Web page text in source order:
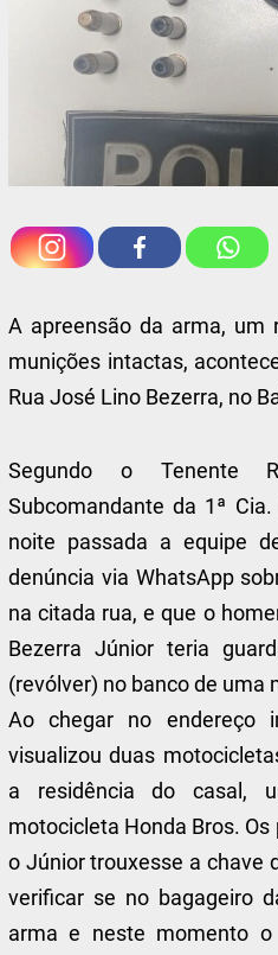
A apreensão da arma, um
munições intactas,
Rua José Lino Bezerra, no
Segundo o Tenente
Subcomandante da 1ª
noite passada a equipe
denúncia via WhatsApp
na citada rua, e que o
Bezerra Júnior teria
(revólver) no banco de uma
Ao chegar no endereço
visualizou duas
a residência do casal,
motocicleta Honda Bros.
o Júnior trouxesse a chave
verificar se no bagageiro
arma e neste momento